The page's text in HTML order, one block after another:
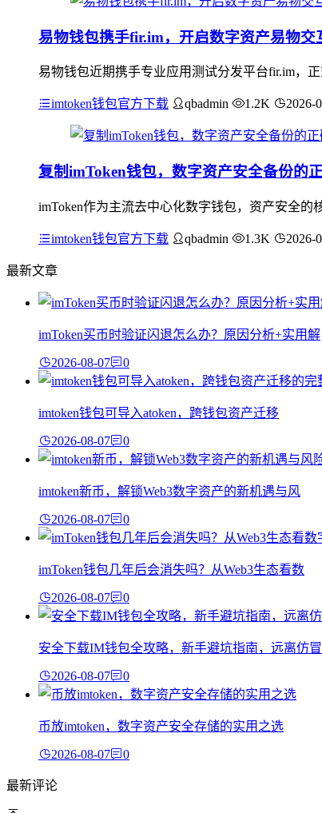
易物钱包携手fir.im，开启数字资产易物交
易物钱包近期携手专业应用测试分发平台fir.im，
imtoken钱包官方下载 qbadmin 1.2K 2026-
复制imToken钱包，数字资产安全备份的
imToken作为主流去中心化数字钱包，资产安全
imtoken钱包官方下载 qbadmin 1.3K 2026-
最新文章
imToken买币时验证闪退怎么办？原因分析+实用解
2026-08-07 0
imtoken钱包可导入atoken，跨钱包资产迁移
2026-08-07 0
imtoken新币，解锁Web3数字资产的新机遇与风
2026-08-07 0
imToken钱包几年后会消失吗？从Web3生态看数
2026-08-07 0
安全下载IM钱包全攻略，新手避坑指南，远离仿
2026-08-07 0
币放imtoken，数字资产安全存储的实用之选
2026-08-07 0
最新评论